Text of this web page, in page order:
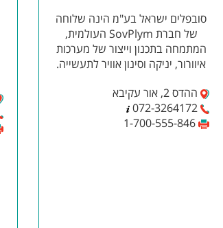
סובפלים ישראל בע"מ הינה שלוחה
של חברת SovPlym העולמית,
המתמחה בתכנון וייצור של מערכות
איוורור, יניקה וסינון אוויר לתעשייה.
ההדס 2, אור עקיבא
072-3264172
1-700-555-846